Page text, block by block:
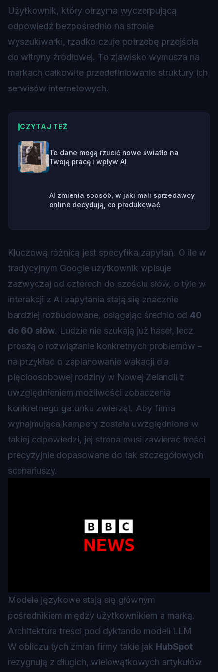
Użytkownik, który otrzyma wyczerpującą
odpowiedź bezpośrednio na stronie
wyszukiwarki, rzadko czuje potrzebę przejścia
do witryny źródłowej. To zjawisko wymusza na
markach całkowite przedefiniowanie struktury ich
serwisów internetowych.
CZYTAJ TEŻ
Te dane mogą rzucić nowe światło na
Twoją pracę i wpływ AI
AI zmienia sposób, w jaki mali sprzedawcy
online decydują, co produkować
Kluczową różnicą jest specyfika zapytań. O ile w
tradycyjnym Google użytkownik wpisuje
zazwyczaj od czterech do sześciu słów, o tyle w
interakcji z AI zapytania stają się znacznie
bardziej rozbudowane, osiągając średnio od 40
do 60 słów. Ludzie nie szukają już haseł, lecz
proszą o rozwiązanie konkretnych problemów –
na przykład o zaplanowanie wakacji dla
pięcioosobowej rodziny w Nowej Zelandii z
uwzględnieniem możliwości zobaczenia
konkretnego gatunku zwierząt. Aby firma
wynajmująca kampery została uwzględniona w
takiej odpowiedzi, jej strona musi zawierać treści
precyzyjnie dopasowane do tak szczegółowych
scenariuszy.
Modele językowe stają się głównym
pośrednikiem między użytkownikiem a marką.
Architektura treści pod dyktando modeli LLM
W obliczu tych zmian firmy takie jak HubSpot
rezygnują z długich, wielowątkowych artykułów